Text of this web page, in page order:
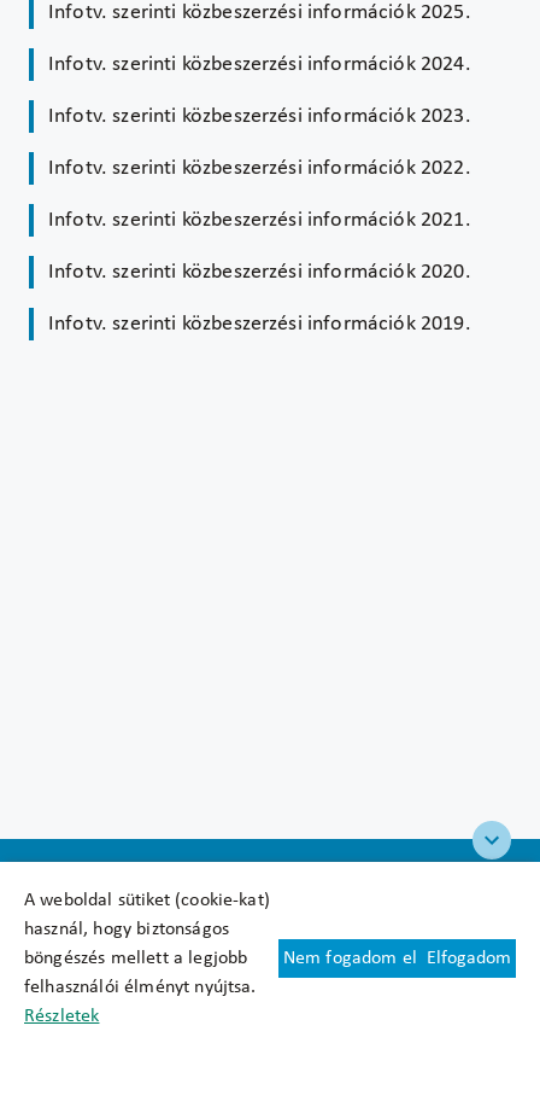
A weboldal sütiket (cookie-kat)
használ, hogy biztonságos
böngészés mellett a legjobb
felhasználói élményt nyújtsa.
Részletek
Nem fogadom el Elfogadom
Infotv. szerinti közbeszerzési információk 2025.
Infotv. szerinti közbeszerzési információk 2024.
Infotv. szerinti közbeszerzési információk 2023.
Infotv. szerinti közbeszerzési információk 2022.
Infotv. szerinti közbeszerzési információk 2021.
Infotv. szerinti közbeszerzési információk 2020.
Infotv. szerinti közbeszerzési információk 2019.
Felhasználási feltételek